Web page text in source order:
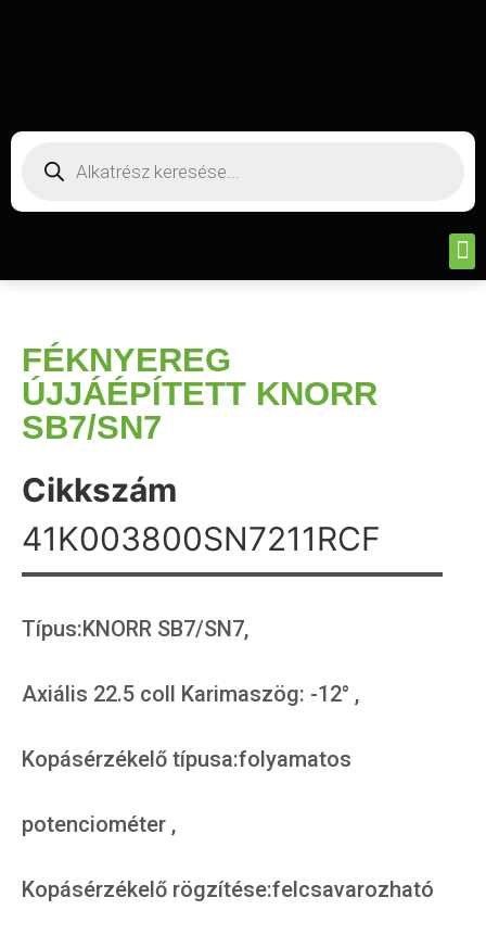
FÉKNYEREG
ÚJJÁÉPÍTETT KNORR
SB7/SN7
Cikkszám
41K003800SN7211RCF
Típus:KNORR SB7/SN7,
Axiális 22.5 coll Karimaszög: -12° ,
Kopásérzékelő típusa:folyamatos
potenciométer ,
Kopásérzékelő rögzítése:felcsavarozható